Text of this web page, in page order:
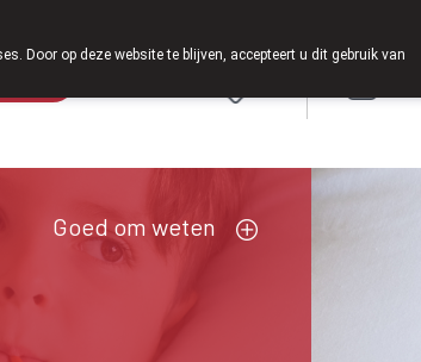
Goed om weten
Door op deze website te blijven, accepteert u dit gebruik van